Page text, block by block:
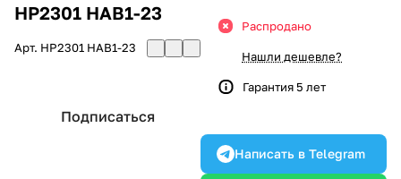
HP2301 HAB1-23
Арт. HP2301 HAB1-23
Подписаться
Распродано
Нашли дешевле?
Гарантия 5 лет
Написать в Telegram